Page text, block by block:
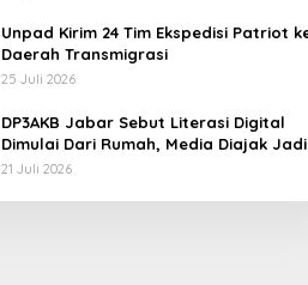
Unpad Kirim 24 Tim Ekspedisi Patriot
Daerah Transmigrasi
25 Juli 2026
DP3AKB Jabar Sebut Literasi Digital
Dimulai Dari Rumah, Media Diajak Jadi
Mitra Keluarga
21 Juli 2026